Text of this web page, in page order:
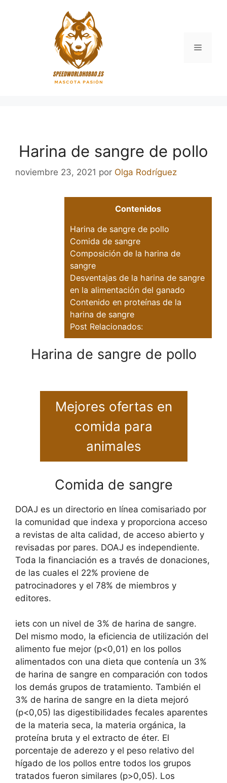
Menú
Harina de sangre de pollo
noviembre 23, 2021 por Olga Rodríguez
Contenidos
Harina de sangre de pollo
Comida de sangre
Composición de la harina de
sangre
Desventajas de la harina de sangre
en la alimentación del ganado
Contenido en proteínas de la
harina de sangre
Post Relacionados:
Harina de sangre de pollo
Mejores ofertas en
comida para
animales
Comida de sangre
DOAJ es un directorio en línea comisariado por
la comunidad que indexa y proporciona acceso
a revistas de alta calidad, de acceso abierto y
revisadas por pares. DOAJ es independiente.
Toda la financiación es a través de donaciones,
de las cuales el 22% proviene de
patrocinadores y el 78% de miembros y
editores.
iets con un nivel de 3% de harina de sangre.
Del mismo modo, la eficiencia de utilización del
alimento fue mejor (p<0,01) en los pollos
alimentados con una dieta que contenía un 3%
de harina de sangre en comparación con todos
los demás grupos de tratamiento. También el
3% de harina de sangre en la dieta mejoró
(p<0,05) las digestibilidades fecales aparentes
de la materia seca, la materia orgánica, la
proteína bruta y el extracto de éter. El
porcentaje de aderezo y el peso relativo del
hígado de los pollos entre todos los grupos
tratados fueron similares (p>0,05). Los